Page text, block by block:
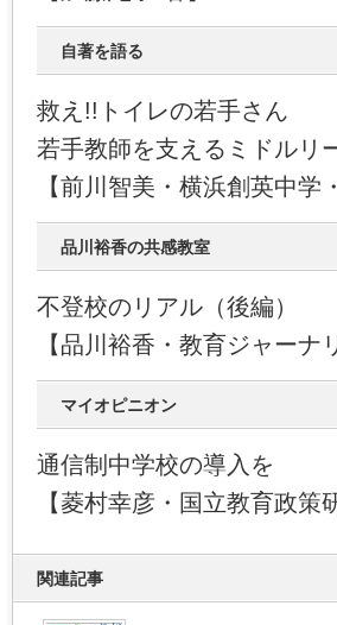
自著を語る
救え!!トイレの若手さん
若手教師を支えるミドルリ
【前川智美・横浜創英中学
品川裕香の共感教室
不登校のリアル（後編）
【品川裕香・教育ジャーナ
マイオピニオン
通信制中学校の導入を
【菱村幸彦・国立教育政策
関連記事